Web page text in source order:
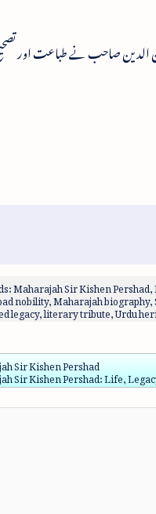
الدین صاحب نے طباعت اور
Maharajah Sir Kishen
nobility, Maharajah
legacy, literary tribute, Urdu
Sir Kishen Pershad
Sir Kishen Pershad: Life,